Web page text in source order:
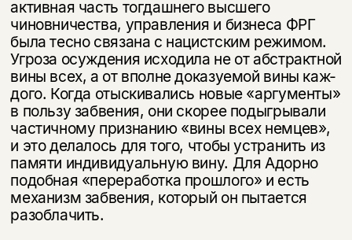
активная часть тогдашнего высшего
чиновничества, управления и биз­неса ФРГ
была тесно связана с нацистским режимом.
Угроза осуждения исходила не от абстрактной
вины всех, а от вполне доказуемой вины каж­
дого. Когда отыскивались новые «аргументы»
в пользу забвения, они ско­рее подыгрывали
частичному признанию «вины всех немцев»,
и это делалось для того, чтобы устранить из
памяти индивидуальную вину. Для Адорно
по­добная «переработка прошлого» и есть
механизм забвения, который он пы­тается
разоблачить.